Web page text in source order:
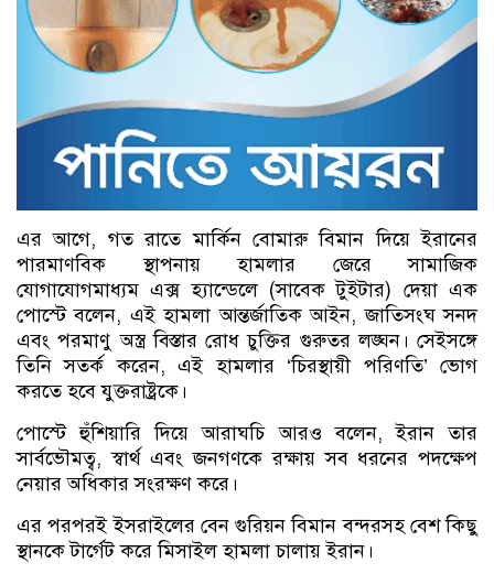
এর আগে, গত রাতে মার্কিন বোমারু বিমান দিয়ে ইরানের
পারমাণবিক স্থাপনায় হামলার জেরে সামাজিক
যোগাযোগমাধ্যম এক্স হ্যান্ডেলে (সাবেক টুইটার) দেয়া এক
পোস্টে বলেন, এই হামলা আন্তর্জাতিক আইন, জাতিসংঘ সনদ
এবং পরমাণু অস্ত্র বিস্তার রোধ চুক্তির গুরুতর লঙ্ঘন। সেইসঙ্গে
তিনি সতর্ক করেন, এই হামলার ‘চিরস্থায়ী পরিণতি’ ভোগ
করতে হবে যুক্তরাষ্ট্রকে।
পোস্টে হুঁশিয়ারি দিয়ে আরাঘচি আরও বলেন, ইরান তার
সার্বভৌমত্ব, স্বার্থ এবং জনগণকে রক্ষায় সব ধরনের পদক্ষেপ
নেয়ার অধিকার সংরক্ষণ করে।
এর পরপরই ইসরাইলের বেন গুরিয়ন বিমান বন্দরসহ বেশ কিছু
স্থানকে টার্গেট করে মিসাইল হামলা চালায় ইরান।